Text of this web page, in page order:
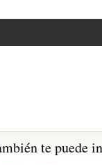
te puede